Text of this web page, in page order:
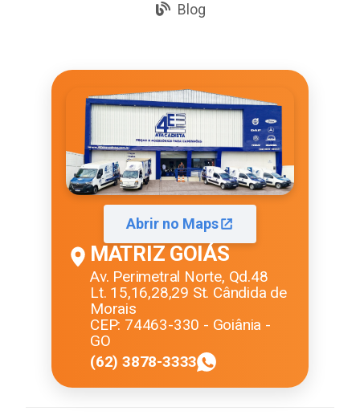
Blog
Abrir no Maps
MATRIZ GOIÁS
Av. Perimetral Norte, Qd.48
Lt. 15,16,28,29 St. Cândida de
Morais
CEP: 74463-330 - Goiânia -
GO
(62) 3878-3333